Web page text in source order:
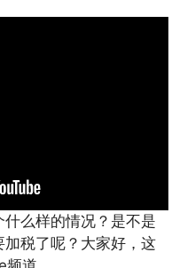
么样的情况？是不是
税了呢？大家好，这